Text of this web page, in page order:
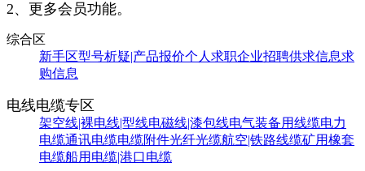
2、更多会员功能。
综合区
新手区型号析疑|产品报价个人求职企业招聘供求信息求
购信息
电线电缆专区
架空线|裸电线|型线电磁线|漆包线电气装备用线缆电力
电缆通讯电缆电缆附件光纤光缆航空|铁路线缆矿用橡套
电缆船用电缆|港口电缆